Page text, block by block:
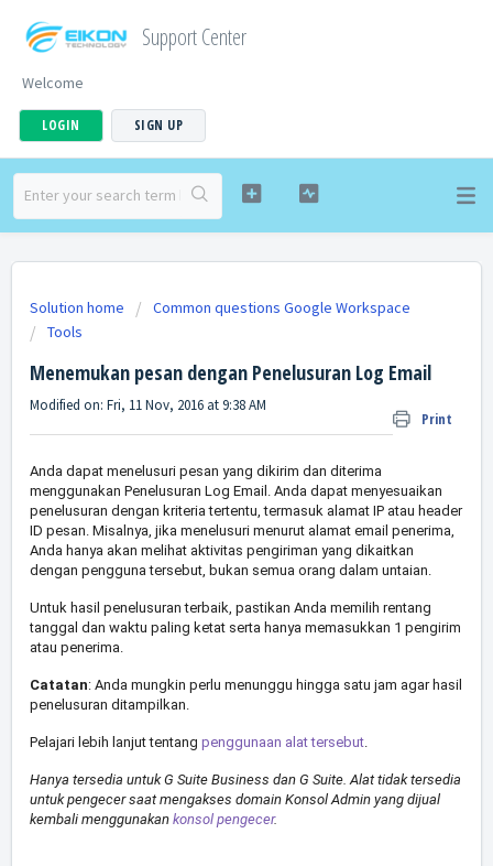
Support Center
Welcome
LOGIN SIGN UP
Solution home
Common questions Google Workspace
Tools
Menemukan pesan dengan Penelusuran Log Email
Print
Modified on: Fri, 11 Nov, 2016 at 9:38 AM
Anda dapat menelusuri pesan yang dikirim dan diterima
menggunakan Penelusuran Log Email. Anda dapat menyesuaikan
penelusuran dengan kriteria tertentu, termasuk alamat IP atau header
ID pesan. Misalnya, jika menelusuri menurut alamat email penerima,
Anda hanya akan melihat aktivitas pengiriman yang dikaitkan
dengan pengguna tersebut, bukan semua orang dalam untaian.
Untuk hasil penelusuran terbaik, pastikan Anda memilih rentang
tanggal dan waktu paling ketat serta hanya memasukkan 1 pengirim
atau penerima.
Catatan: Anda mungkin perlu menunggu hingga satu jam agar hasil
penelusuran ditampilkan.
Pelajari lebih lanjut tentang penggunaan alat tersebut.
Hanya tersedia untuk G Suite Business dan G Suite. Alat tidak tersedia
untuk pengecer saat mengakses domain Konsol Admin yang dijual
kembali menggunakan konsol pengecer.​